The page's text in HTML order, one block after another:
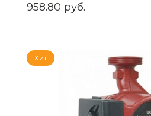
958.80 руб.
Хит